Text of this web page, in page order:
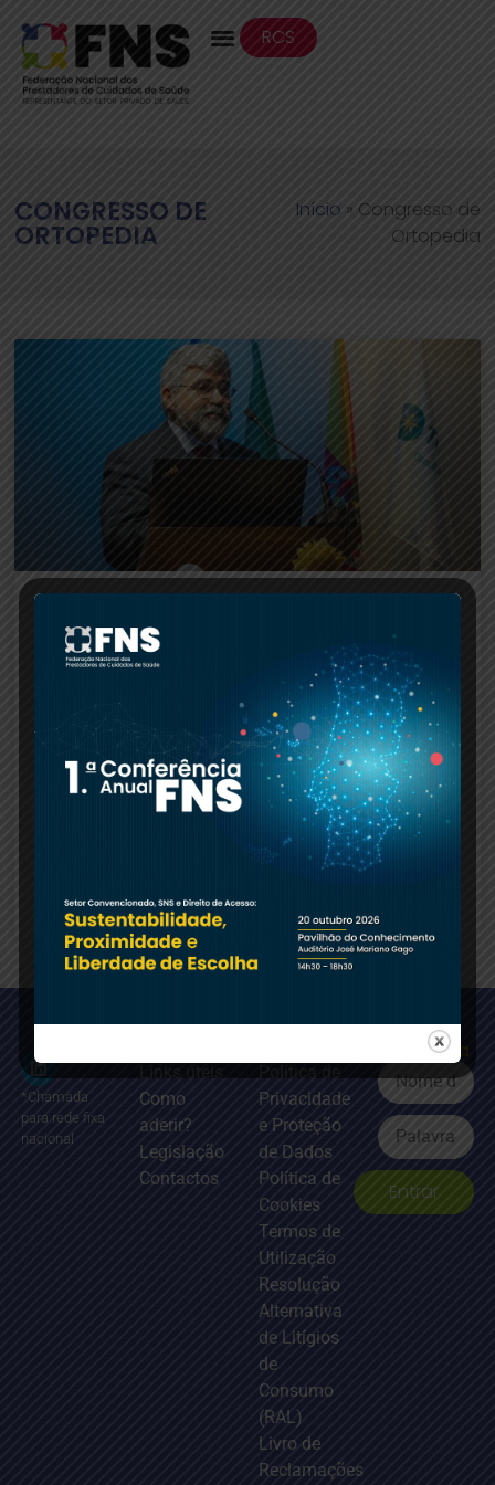
RCS
CONGRESSO DE
ORTOPEDIA
Início » Congresso de
Ortopedia
1.ª edição do Congresso de
Ortopedia Trofa Saúde
A Associação Portuguesa de Medicina Física e de
Reabilitação (APMFR) esteve presente na Sessão
de Abertura da 1.ª edição do Congresso de
Ortopedia, organizado pelo
27.01.2025
*Chamada
para rede fixa
nacional
Atalhos
Como
aderir?
Legislação
Contactos
Documentação
Privacidade
e Proteção
de Dados
Política de
Cookies
Termos de
Utilização
Resolução
Alternativa
de Litígios
de
Consumo
(RAL)
Livro de
Reclamações
Área
reservada
Entrar